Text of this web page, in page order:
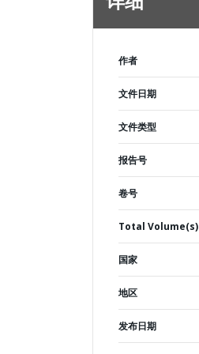
作者
文件日期
文件类型
报告号
卷号
Total Volume(s)
国家
地区
发布日期